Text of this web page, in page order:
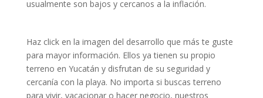
usualmente son bajos y cercanos a la inflación.
Haz click en la imagen del desarrollo que más te guste
para mayor información. Ellos ya tienen su propio
terreno en Yucatán y disfrutan de su seguridad y
cercanía con la playa. No importa si buscas terreno
para vivir, vacacionar o hacer negocio, nuestros